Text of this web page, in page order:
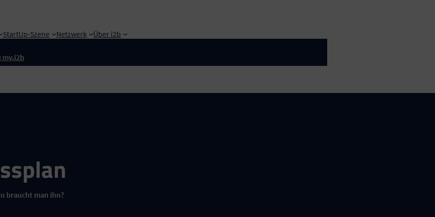
StartUp-Szene Netzwerk
Über i2b
braucht man ihn?